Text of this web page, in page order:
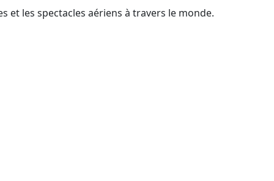
les spectacles aériens à travers le monde.